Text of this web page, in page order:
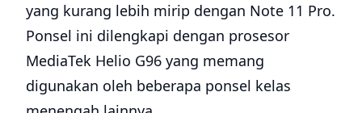
yang kurang lebih mirip dengan Note 11 Pro.
Ponsel ini dilengkapi dengan prosesor
MediaTek Helio G96 yang memang
digunakan oleh beberapa ponsel kelas